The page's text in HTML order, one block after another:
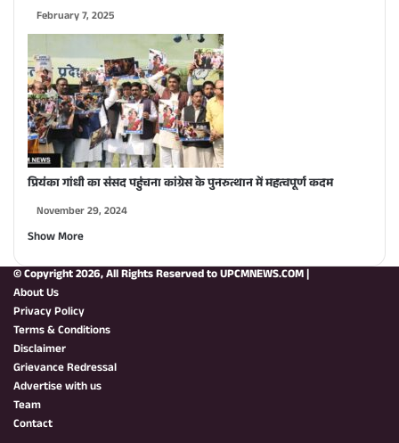
February 7, 2025
प्रियंका गांधी का संसद पहुंचना कांग्रेस के पुनरुत्थान में महत्वपूर्ण कदम
November 29, 2024
Show More
© Copyright 2026, All Rights Reserved toUPCMNEWS.COM|
About Us
Privacy Policy
Terms & Conditions
Disclaimer
Grievance Redressal
Advertise with us
Team
Contact